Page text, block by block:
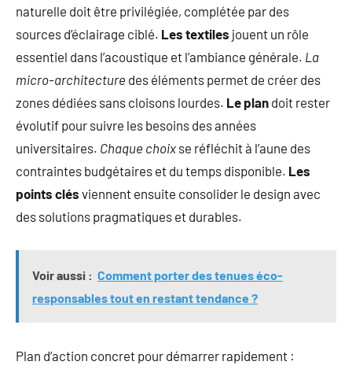
naturelle doit être privilégiée, complétée par des
sources d’éclairage ciblé. Les textiles jouent un rôle
essentiel dans l’acoustique et l’ambiance générale. La
micro-architecture des éléments permet de créer des
zones dédiées sans cloisons lourdes. Le plan doit rester
évolutif pour suivre les besoins des années
universitaires. Chaque choix se réfléchit à l’aune des
contraintes budgétaires et du temps disponible. Les
points clés viennent ensuite consolider le design avec
des solutions pragmatiques et durables.
Voir aussi : Comment porter des tenues éco-
responsables tout en restant tendance ?
Plan d’action concret pour démarrer rapidement :